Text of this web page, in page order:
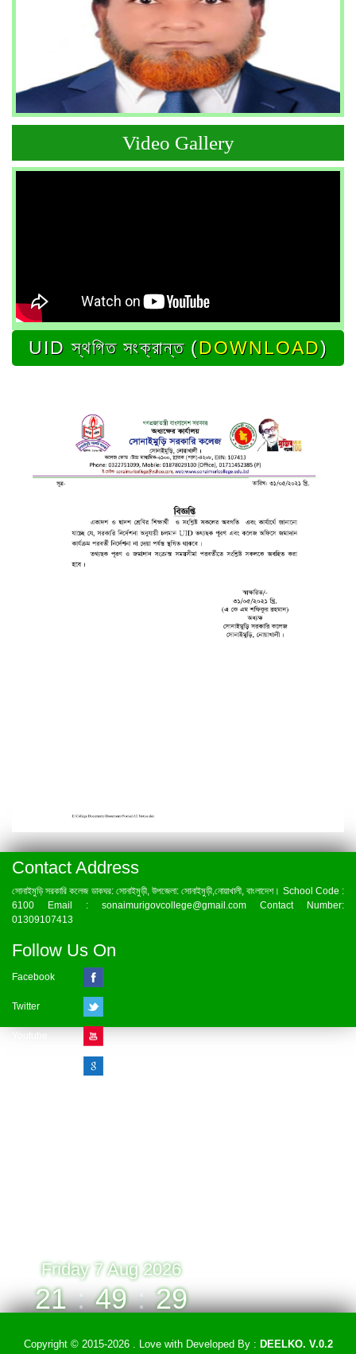
Video Gallery
UID স্থগিত সংক্রান্ত (DOWNLOAD)
Contact Address
সোনাইমুড়ি সরকারি কলেজ ডাকঘর: সোনাইমুড়ী, উপজেলা: সোনাইমুড়ী,নোয়াখালী, বাংলাদেশ। School Code :
6100 Email : sonaimurigovcollege@gmail.com Contact Number:
01309107413
Follow Us On
Facebook
Twitter
Friday 7 Aug 2026
21 : 49 : 29
Copyright © 2015-2026 . Love withDeveloped By : DEELKO. V.0.2